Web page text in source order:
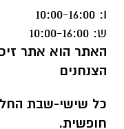
ו: 10:00-16:00
ש: 10:00-16:00
האתר הוא אתר
הצנחנים
חופשית.